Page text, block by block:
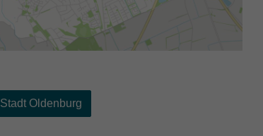
Stadt Oldenburg